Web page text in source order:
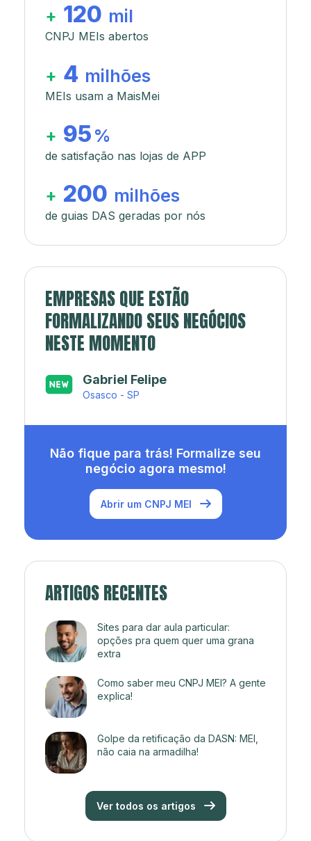
+ 120 mil
CNPJ MEIs abertos
+ 4 milhões
MEIs usam a MaisMei
+ 95 %
de satisfação nas lojas de APP
+ 200 milhões
de guias DAS geradas por nós
EMPRESAS QUE ESTÃO
FORMALIZANDO SEUS NEGÓCIOS
NESTE MOMENTO
Japa’s açaí e sorveteria
Rio de Janeiro - RJ
Não fique para trás! Formalize seu
negócio agora mesmo!
Abrir um CNPJ MEI
ARTIGOS RECENTES
Sites para dar aula particular:
opções pra quem quer uma grana
extra
Como saber meu CNPJ MEI? A gente
explica!
Golpe da retificação da DASN: MEI,
não caia na armadilha!
Ver todos os artigos